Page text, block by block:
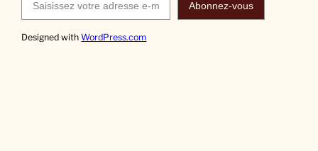
Abonnez-vous
Designed withWordPress.com